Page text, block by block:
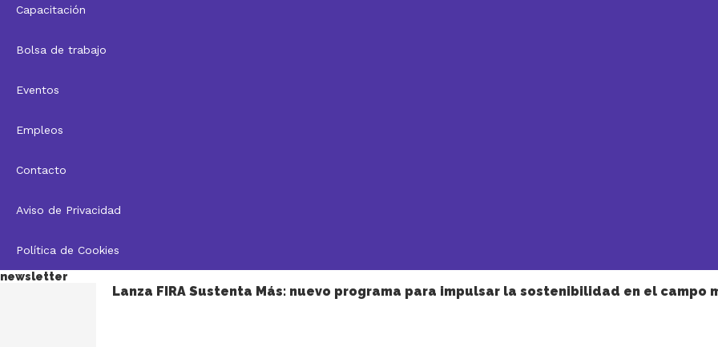
Capacitación
Bolsa de trabajo
Eventos
Empleos
Contacto
Aviso de Privacidad
Política de Cookies
newsletter
Lanza FIRA Sustenta Más: nuevo programa para impulsar la sostenibilidad en el campo